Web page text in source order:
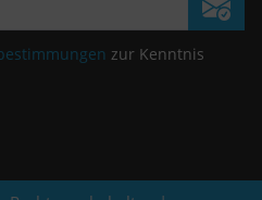
zur Kenntnis